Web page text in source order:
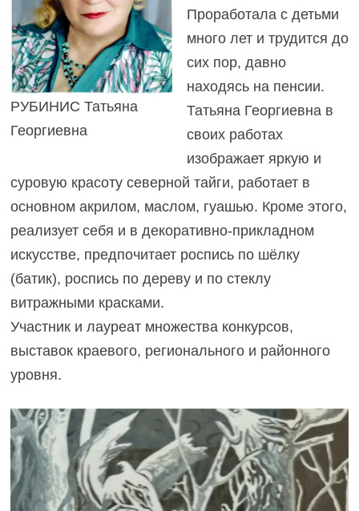
РУБИНИС Татьяна
Георгиевна
Проработала с детьми
много лет и трудится до
сих пор, давно
находясь на пенсии.
Татьяна Георгиевна в
своих работах
изображает яркую и
суровую красоту северной тайги, работает в
основном акрилом, маслом, гуашью. Кроме этого,
реализует себя и в декоративно-прикладном
искусстве, предпочитает роспись по шёлку
(батик), роспись по дереву и по стеклу
витражными красками.
Участник и лауреат множества конкурсов,
выставок краевого, регионального и районного
уровня.